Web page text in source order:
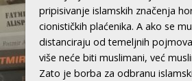
pripisivanje islamskih značenja
cionističkih plaćenika. A ako se
distanciraju od temeljnih
više neće biti muslimani, već
Zato je borba za odbranu